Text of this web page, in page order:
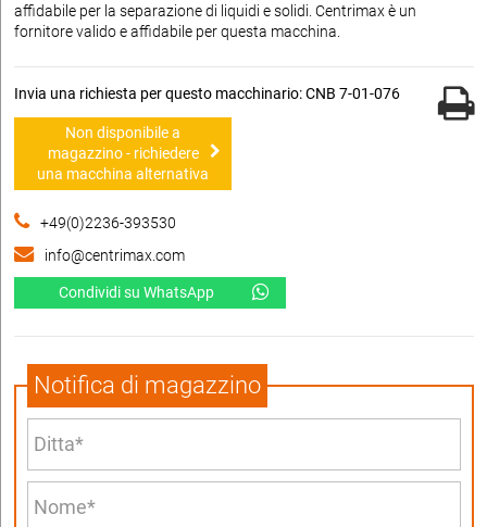
affidabile per la separazione di liquidi e solidi. Centrimax è un
fornitore valido e affidabile per questa macchina.
Invia una richiesta per questo macchinario: CNB 7-01-076
Non disponibile a
magazzino - richiedere
una macchina alternativa
+49(0)2236-393530
info@centrimax.com
Condividi su WhatsApp
Notifica di magazzino